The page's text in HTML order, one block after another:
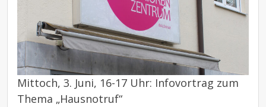
Mittoch, 3. Juni, 16-17 Uhr: Infovortrag zum
Thema „Hausnotruf“